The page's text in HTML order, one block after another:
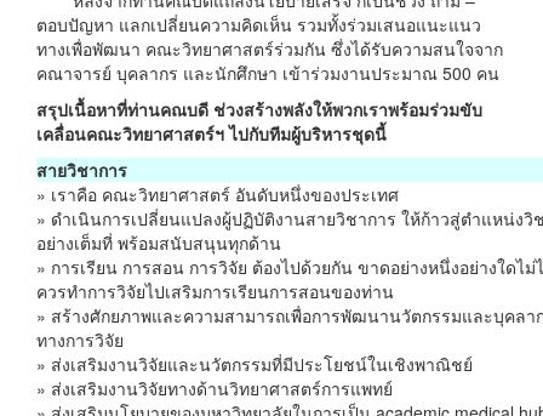
ตอบปัญหา แลกเปลี่ยนความคิดเห็น รวมทั้งร่วมเสนอแนะแนว
ทางเพื่อพัฒนา คณะวิทยาศาสตร์ร่วมกัน ซึ่งได้รับความสนใจจาก
คณาจารย์ บุคลากร และนักศึกษา เข้าร่วมงานประมาณ 500 คน
สรุปเนื้อหาที่ท่านคณบดี ช่วงสร้างพลังให้พวกเราพร้อมร่วมขับ
เคลื่อนคณะวิทยาศาสตร์ฯ ไปกับทีมผู้บริหารชุดนี้
สายวิชาการ
» เราคือ คณะวิทยาศาสตร์ อันดับหนึ่งของประเทศ
» ดำเนินการเปลี่ยนแปลงผู้ปฏิบัติงานสายวิชาการ ให้ก้าวสู่ตำแหน่งวิ
อย่างเต็มที่ พร้อมสนับสนุนทุกด้าน
» การเรียน การสอน การวิจัย ต้องไปด้วยกัน ขาดอย่างหนึ่งอย่างใดไม่
ควรทำการวิจัยไปเสริมการเรียนการสอนของท่าน
» สร้างศักยภาพและความสามารถเพื่อการพัฒนานวัตกรรมและบุคลา
ทางการวิจัย
» ส่งเสริมงานวิจัยและนวัตกรรมที่มีประโยชน์ในเชิงพาณิชย์
» ส่งเสริมงานวิจัยทางด้านวิทยาศาสตร์การแพทย์